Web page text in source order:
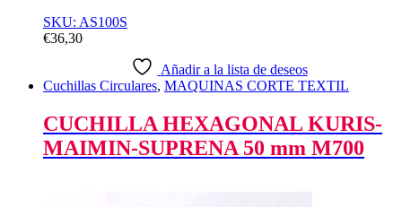
SKU: AS100S
€36,30
Añadir a la lista de deseos
Cuchillas Circulares, MAQUINAS CORTE TEXTIL
CUCHILLA HEXAGONAL KURIS-
MAIMIN-SUPRENA 50 mm M700